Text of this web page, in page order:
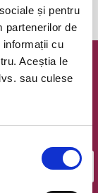
și pentru
partenerilor de
informații cu
Aceștia le
sau culese